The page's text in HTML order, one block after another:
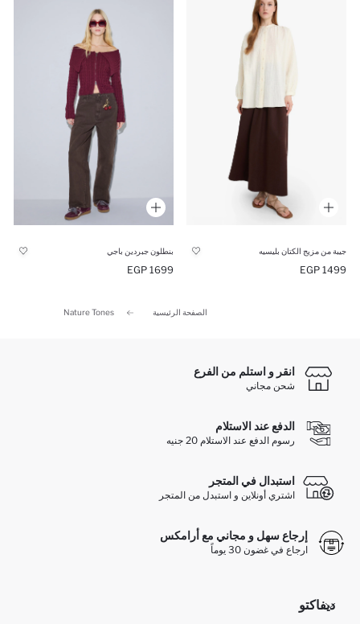
جيبة من مزيج الكتان بليسيه
1499 EGP
بنطلون جبردين باجي
1699 EGP
الصفحة الرئيسية Nature Tones
انقر و استلم من الفرع
شحن مجاني
الدفع عند الاستلام
رسوم الدفع عند الاستلام 20 جنيه
استبدال في المتجر
اشتري أونلاين و استبدل من المتجر
إرجاع سهل و مجاني مع أرامكس
ارجاع في غضون 30 يوماً
ديفاكتو